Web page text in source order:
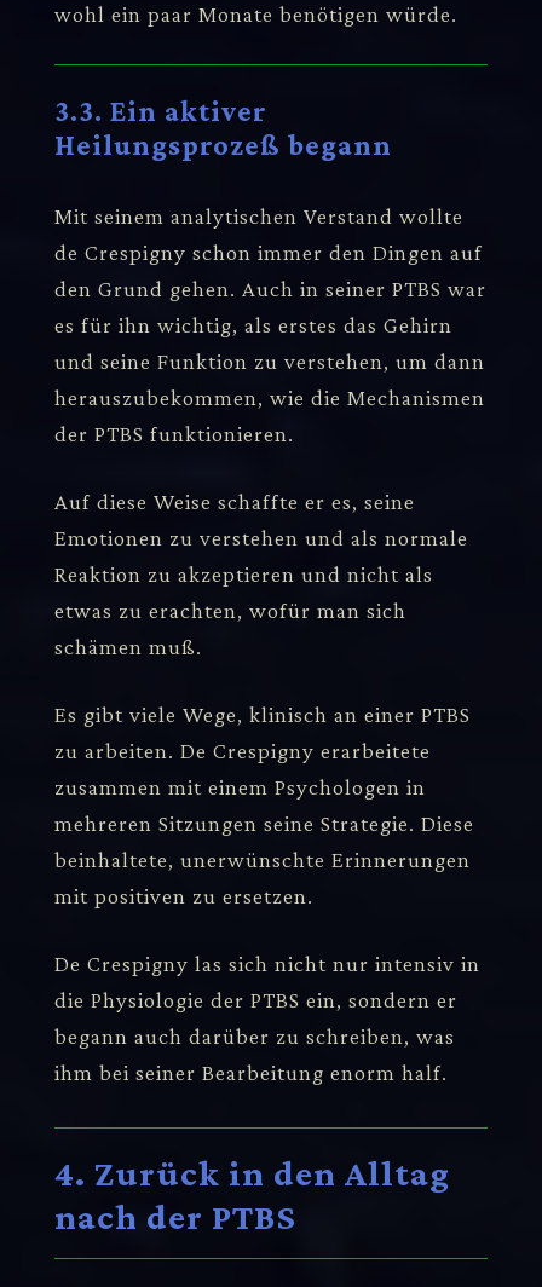
wohl ein paar Monate benötigen würde.
3.3. Ein aktiver
Heilungsprozeß begann
Mit seinem analytischen Verstand wollte
de Crespigny schon immer den Dingen auf
den Grund gehen. Auch in seiner PTBS war
es für ihn wichtig, als erstes das Gehirn
und seine Funktion zu verstehen, um dann
herauszubekommen, wie die Mechanismen
der PTBS funktionieren.
Auf diese Weise schaffte er es, seine
Emotionen zu verstehen und als normale
Reaktion zu akzeptieren und nicht als
etwas zu erachten, wofür man sich
schämen muß.
Es gibt viele Wege, klinisch an einer PTBS
zu arbeiten. De Crespigny erarbeitete
zusammen mit einem Psychologen in
mehreren Sitzungen seine Strategie. Diese
beinhaltete, unerwünschte Erinnerungen
mit positiven zu ersetzen.
De Crespigny las sich nicht nur intensiv in
die Physiologie der PTBS ein, sondern er
begann auch darüber zu schreiben, was
ihm bei seiner Bearbeitung enorm half.
4. Zurück in den Alltag
nach der PTBS